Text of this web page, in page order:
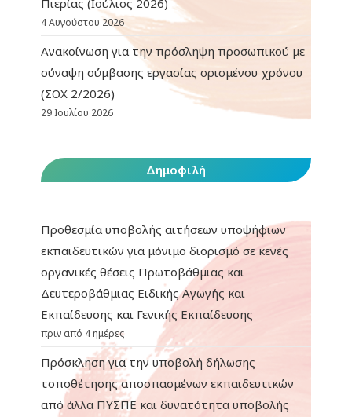
Πιερίας (Ιούλιος 2026)
4 Αυγούστου 2026
Ανακοίνωση για την πρόσληψη προσωπικού με
σύναψη σύμβασης εργασίας ορισμένου χρόνου
(ΣΟΧ 2/2026)
29 Ιουλίου 2026
Δημοφιλή
Προθεσμία υποβολής αιτήσεων υποψήφιων
εκπαιδευτικών για μόνιμο διορισμό σε κενές
οργανικές θέσεις Πρωτοβάθμιας και
Δευτεροβάθμιας Ειδικής Αγωγής και
Εκπαίδευσης και Γενικής Εκπαίδευσης
πριν από 4 ημέρες
Πρόσκληση για την υποβολή δήλωσης
τοποθέτησης αποσπασμένων εκπαιδευτικών
από άλλα ΠΥΣΠΕ και δυνατότητα υποβολής